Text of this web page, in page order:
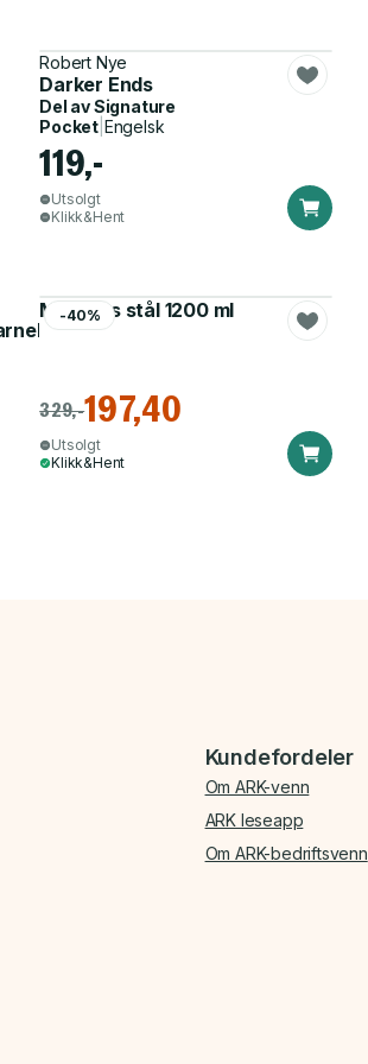
Robert Nye
Darker Ends
Del avSignature
Pocket Engelsk
119,-
Utsolgt
Klikk&Hent
-40%
Matboks stål 1200 ml
329,-197,40
Utsolgt
Klikk&Hent
Kundefordeler
Om ARK-venn
ARK leseapp
Om ARK-bedriftsvenn